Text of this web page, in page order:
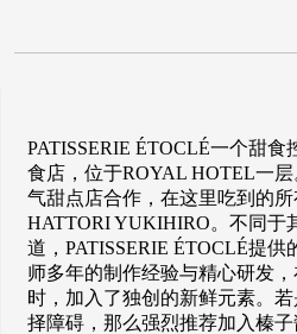
PATISSERIE ÉTOCLÉ一个甜
食店，位于ROYAL HOTEL一
气甜点店合作，在这里吃到的
HATTORI YUKIHIRO。不同于
道，PATISSERIE ÉTOCLÉ提
师多年的制作经验与精心研发
时，加入了独创的新鲜元素。
择障碍，那么强烈推荐加入榛子